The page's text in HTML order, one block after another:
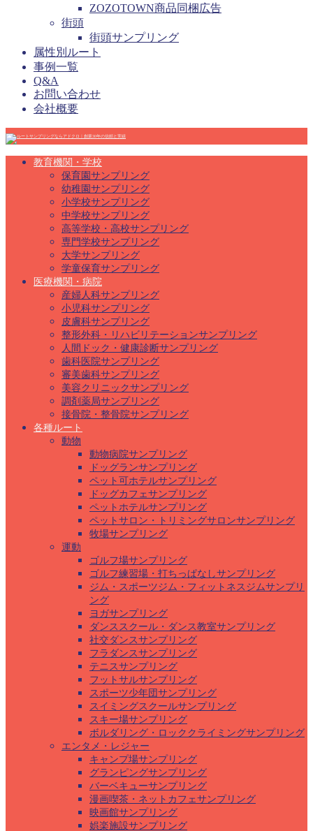
ZOZOTOWN商品同梱広告
街頭
街頭サンプリング
属性別ルート
事例一覧
Q&A
お問い合わせ
会社概要
教育機関・学校
保育園サンプリング
幼稚園サンプリング
小学校サンプリング
中学校サンプリング
高等学校・高校サンプリング
専門学校サンプリング
大学サンプリング
学童保育サンプリング
医療機関・病院
産婦人科サンプリング
小児科サンプリング
皮膚科サンプリング
整形外科・リハビリテーションサンプリング
人間ドック・健康診断サンプリング
歯科医院サンプリング
審美歯科サンプリング
美容クリニックサンプリング
調剤薬局サンプリング
接骨院・整骨院サンプリング
各種ルート
動物
動物病院サンプリング
ドッグランサンプリング
ペット可ホテルサンプリング
ドッグカフェサンプリング
ペットホテルサンプリング
ペットサロン・トリミングサロンサンプリング
牧場サンプリング
運動
ゴルフ場サンプリング
ゴルフ練習場・打ちっぱなしサンプリング
ジム・スポーツジム・フィットネスジムサンプリ
ング
ヨガサンプリング
ダンススクール・ダンス教室サンプリング
社交ダンスサンプリング
フラダンスサンプリング
テニスサンプリング
フットサルサンプリング
スポーツ少年団サンプリング
スイミングスクールサンプリング
スキー場サンプリング
ボルダリング・ロッククライミングサンプリング
エンタメ・レジャー
キャンプ場サンプリング
グランピングサンプリング
バーベキューサンプリング
漫画喫茶・ネットカフェサンプリング
映画館サンプリング
娯楽施設サンプリング